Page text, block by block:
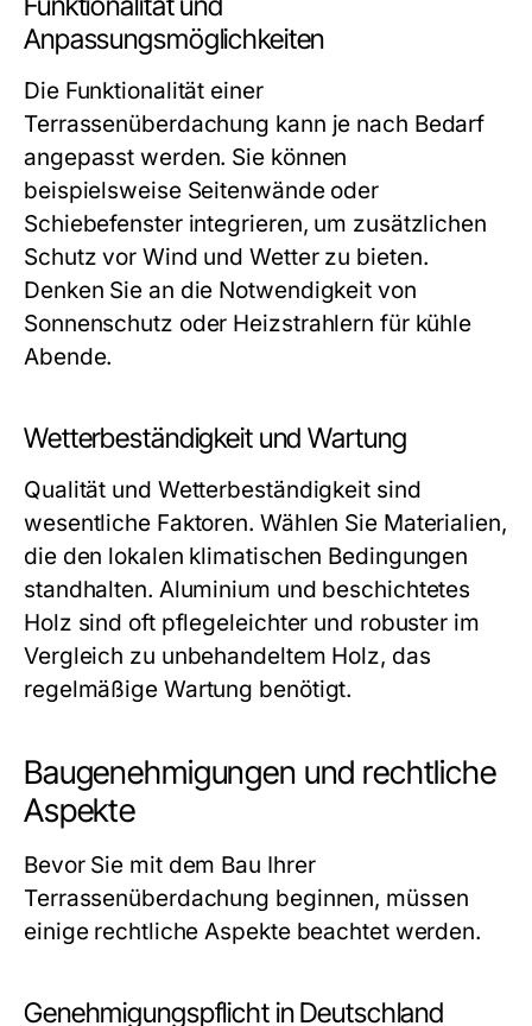
Anpassungsmöglichkeiten
Die Funktionalität einer
Terrassenüberdachung kann je nach Bedarf
angepasst werden. Sie können
beispielsweise Seitenwände oder
Schiebefenster integrieren, um zusätzlichen
Schutz vor Wind und Wetter zu bieten.
Denken Sie an die Notwendigkeit von
Sonnenschutz oder Heizstrahlern für kühle
Abende.
Wetterbeständigkeit und Wartung
Qualität und Wetterbeständigkeit sind
wesentliche Faktoren. Wählen Sie Materialien,
die den lokalen klimatischen Bedingungen
standhalten. Aluminium und beschichtetes
Holz sind oft pflegeleichter und robuster im
Vergleich zu unbehandeltem Holz, das
regelmäßige Wartung benötigt.
Baugenehmigungen und rechtliche
Aspekte
Bevor Sie mit dem Bau Ihrer
Terrassenüberdachung beginnen, müssen
einige rechtliche Aspekte beachtet werden.
Genehmigungspflicht in Deutschland